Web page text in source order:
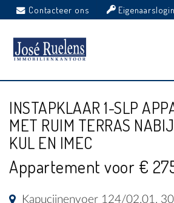
Contacteer ons Eigenaarslogin
INSTAPKLAAR 1-SLP
MET RUIM TERRAS
KUL EN IMEC
Appartement voor €
Kapucijnenvoer 124/02.01,